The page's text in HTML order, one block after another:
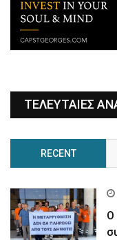
ΤΕΛΕΥΤΑΙΕΣ
RECENT
Ο